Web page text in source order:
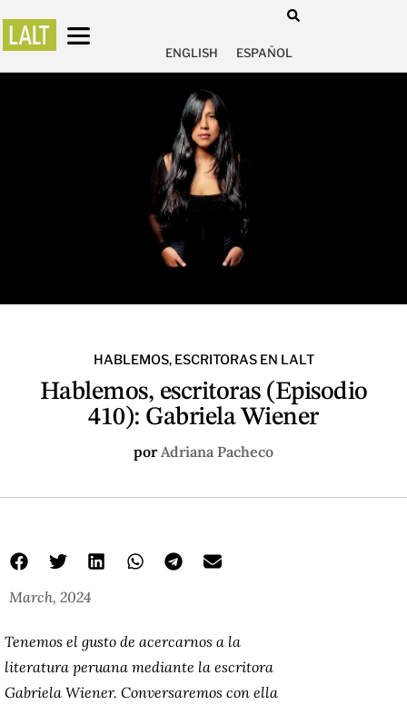
ENGLISH ESPAÑOL
HABLEMOS, ESCRITORAS EN LALT
Hablemos, escritoras (Episodio
410): Gabriela Wiener
por Adriana Pacheco
March, 2024
Tenemos el gusto de acercarnos a la
literatura peruana mediante la escritora
Gabriela Wiener. Conversaremos con ella